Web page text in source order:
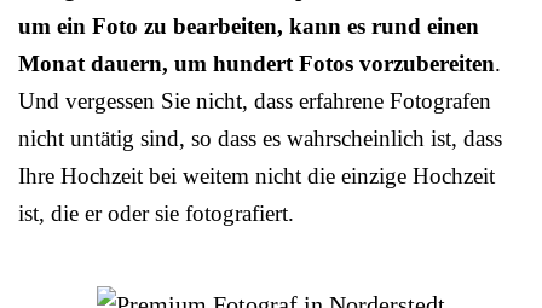
um ein Foto zu bearbeiten, kann es rund einen
Monat dauern, um hundert Fotos vorzubereiten.
Und vergessen Sie nicht, dass erfahrene Fotografen
nicht untätig sind, so dass es wahrscheinlich ist, dass
Ihre Hochzeit bei weitem nicht die einzige Hochzeit
ist, die er oder sie fotografiert.